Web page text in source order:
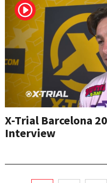
X-Trial Barcelona
Interview